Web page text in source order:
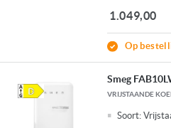
1.049,00
Op
Smeg
VRIJSTAANDE
Soort: